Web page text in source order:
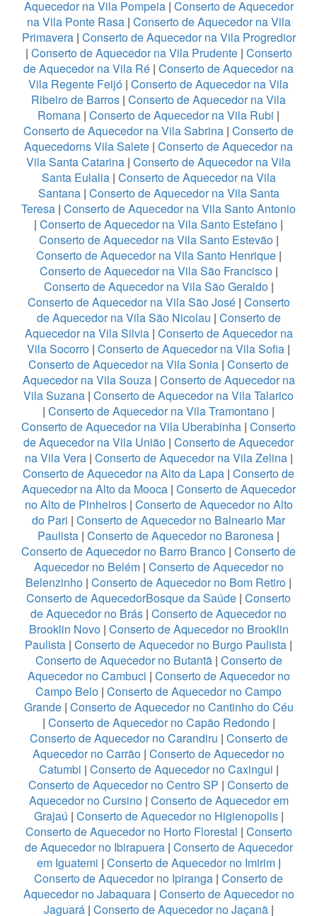
Aquecedor na Vila Pompeia| Conserto de Aquecedor
na Vila Ponte Rasa| Conserto de Aquecedor na Vila
Primavera| Conserto de Aquecedor na Vila Progredior
| Conserto de Aquecedor na Vila Prudente| Conserto
de Aquecedor na Vila Ré | Conserto de Aquecedor na
Vila Regente Feijó | Conserto de Aquecedor na Vila
Ribeiro de Barros | Conserto de Aquecedor na Vila
Romana | Conserto de Aquecedor na Vila Rubi |
Conserto de Aquecedor na Vila Sabrina | Conserto de
Aquecedorns Vila Salete | Conserto de Aquecedor na
Vila Santa Catarina | Conserto de Aquecedor na Vila
Santa Eulalia| Conserto de Aquecedor na Vila
Santana| Conserto de Aquecedor na Vila Santa
Teresa | Conserto de Aquecedor na Vila Santo Antonio
| Conserto de Aquecedor na Vila Santo Estefano |
Conserto de Aquecedor na Vila Santo Estevão|
Conserto de Aquecedor na Vila Santo Henrique|
Conserto de Aquecedor na Vila São Francisco|
Conserto de Aquecedor na Vila São Geraldo|
Conserto de Aquecedor na Vila São José| Conserto
de Aquecedor na Vila São Nicolau | Conserto de
Aquecedor na Vila Silvia| Conserto de Aquecedor na
Vila Socorro | Conserto de Aquecedor na Vila Sofia |
Conserto de Aquecedor na Vila Sonia | Conserto de
Aquecedor na Vila Souza| Conserto de Aquecedor na
Vila Suzana | Conserto de Aquecedor na Vila Talarico
| Conserto de Aquecedor na Vila Tramontano |
Conserto de Aquecedor na Vila Uberabinha | Conserto
de Aquecedor na Vila União | Conserto de Aquecedor
na Vila Vera| Conserto de Aquecedor na Vila Zelina|
Conserto de Aquecedor na Alto da Lapa | Conserto de
Aquecedor na Alto da Mooca| Conserto de Aquecedor
no Alto de Pinheiros| Conserto de Aquecedor no Alto
do Pari | Conserto de Aquecedor no Balneario Mar
Paulista | Conserto de Aquecedor no Baronesa |
Conserto de Aquecedor no Barro Branco | Conserto de
Aquecedor no Belém| Conserto de Aquecedor no
Belenzinho | Conserto de Aquecedor no Bom Retiro |
Conserto de AquecedorBosque da Saúde | Conserto
de Aquecedor no Brás | Conserto de Aquecedor no
Brooklin Novo| Conserto de Aquecedor no Brooklin
Paulista | Conserto de Aquecedor no Burgo Paulista |
Conserto de Aquecedor no Butantã| Conserto de
Aquecedor no Cambuci | Conserto de Aquecedor no
Campo Belo | Conserto de Aquecedor no Campo
Grande| Conserto de Aquecedor no Cantinho do Céu
| Conserto de Aquecedor no Capão Redondo|
Conserto de Aquecedor no Carandiru | Conserto de
Aquecedor no Carrão | Conserto de Aquecedor no
Catumbi | Conserto de Aquecedor no Caxingui |
Conserto de Aquecedor no Centro SP | Conserto de
Aquecedor no Cursino| Conserto de Aquecedor em
Grajaú | Conserto de Aquecedor no Higienopolis|
Conserto de Aquecedor no Horto Florestal | Conserto
de Aquecedor no Ibirapuera| Conserto de Aquecedor
em Iguatemi | Conserto de Aquecedor no Imirim|
Conserto de Aquecedor no Ipiranga | Conserto de
Aquecedor no Jabaquara| Conserto de Aquecedor no
Jaguará| Conserto de Aquecedor no Jaçanã|